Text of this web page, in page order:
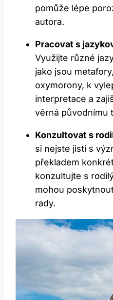
pomůže lépe
autora.
Pracovat s
Využijte různé
jako jsou
oxymorony, k
interpretace a
věrná původnímu
Konzultovat s
si nejste jisti s
překladem
konzultujte s
mohou
rady.